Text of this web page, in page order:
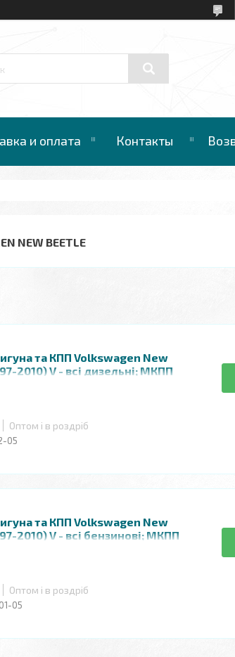
и оплата Контакты
NEW BEETLE
та КПП Volkswagen New
2010) V - всі дизельні; МКПП
Оптом і в роздріб
05
та КПП Volkswagen New
2010) V - всі бензинові; МКПП
Оптом і в роздріб
05